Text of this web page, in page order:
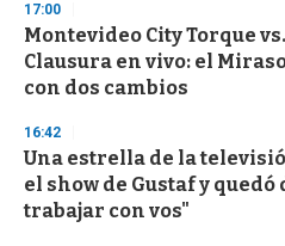
d
s
o
f
3
s
e
c
o
n
17:00
Montevideo City Torque
Clausura en vivo: el
con dos cambios
16:42
Una estrella de la
el show de Gustaf y
trabajar con vos"